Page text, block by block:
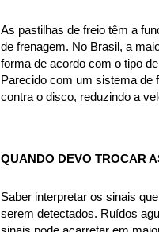
As pastilhas de freio têm a
de frenagem. No Brasil, a
forma de acordo com o tipo
Parecido com um sistema de
contra o disco, reduzindo a
QUANDO DEVO TROCAR
Saber interpretar os sinais
serem detectados. Ruídos